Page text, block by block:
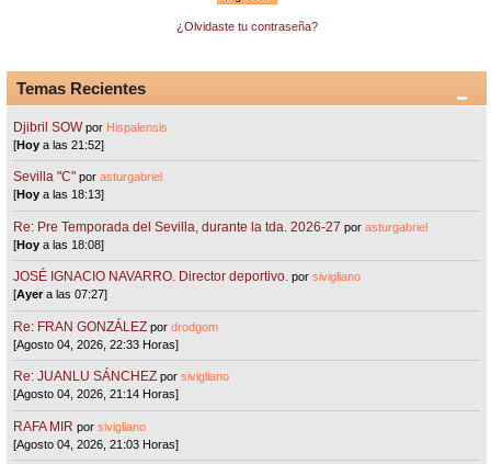
¿Olvidaste tu contraseña?
Temas Recientes
Djibril SOW por Hispalensis
[Hoy a las 21:52]
Sevilla "C"porasturgabriel
[Hoy a las 18:13]
Re: Pre Temporada del Sevilla, durante la tda. 2026-27 porasturgabriel
[Hoy a las 18:08]
JOSÉ IGNACIO NAVARRO. Director deportivo. porsivigliano
[Ayera las 07:27]
Re: FRAN GONZÁLEZ pordrodgom
[Agosto 04, 2026, 22:33 Horas]
Re: JUANLU SÁNCHEZ porsivigliano
[Agosto 04, 2026, 21:14 Horas]
RAFA MIR porsivigliano
[Agosto 04, 2026, 21:03 Horas]